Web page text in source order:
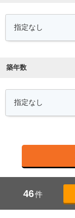
築年数
46件